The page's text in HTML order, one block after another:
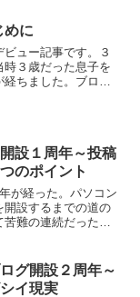
ーが決まって材料
こした...
に
ュー記事です。３
時３歳だった息子を
ちました。ブログ
設１周年～投稿
のポイント
が経った。パソコン
開設するまでの道の
苦難の連続だったな
をインストールこ
グ開設２周年～
イ現実